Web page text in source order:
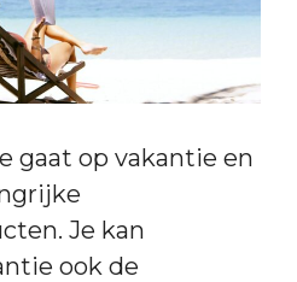
gaat op vakantie en
Je kan
ook de